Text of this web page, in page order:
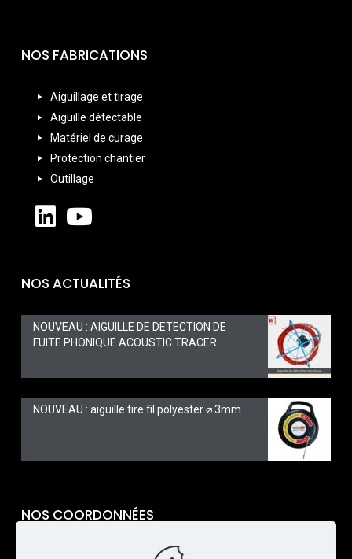
NOS FABRICATIONS
Aiguillage et tirage
Aiguille détectable
Matériel de curage
Protection chantier
Outillage
NOS ACTUALITÉS
NOUVEAU : AIGUILLE DE DETECTION DE
FUITE PHONIQUE ACOUSTIC TRACER
NOUVEAU : aiguille tire fil polyester ⌀ 3mm
NOS COORDONNÉES